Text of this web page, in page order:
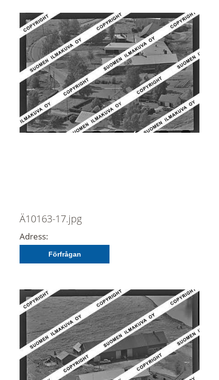
Ä10163-17.jpg
Adress:
Förfrågan